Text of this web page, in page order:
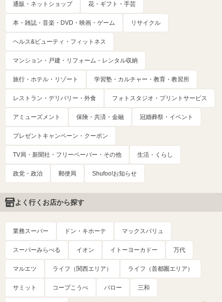
通販・ネットショップ 花・ギフト・手芸
本・雑誌・音楽・DVD・映画・ゲーム リサイクル
ヘルス&ビューティ・フィットネス
マンション・戸建・リフォーム・レンタル収納
旅行・ホテル・リゾート 学習塾・カルチャー・教育・教習所
レストラン・デリバリー・外食 フォトスタジオ・プリントサービス
アミューズメント 保険・共済・金融 冠婚葬祭・イベント
プレゼントキャンペーン・クーポン
TV局・新聞社・フリーペーパー・その他 生活・くらし
政党・政治 郵便局 Shufoo!お知らせ
よく行くお店から探す
業務スーパー ドン・キホーテ マックスバリュ
スーパーみらべる イオン イトーヨーカドー 万代
マルエツ ライフ（関西エリア） ライフ（首都圏エリア）
サミット コープこうべ バロー 三和